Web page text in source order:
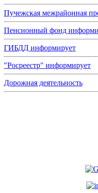
Пучежская межрайонная
Пенсионный фонд
ГИБДД информирует
"Росреестр" информирует
Дорожная деятельность